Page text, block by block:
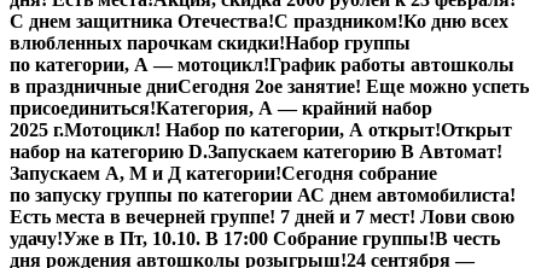
С днем защитника Отечества!С праздником!Ко дню всех
влюбленных парочкам скидки!Набор группы
по категории, А — мотоцикл!График работы автошколы
в праздничные дниСегодня 2ое занятие! Еще можно успеть
присоединиться!Категория, А — крайний набор
2025 г.Мотоцикл! Набор по категории, А открыт!Открыт
набор на категорию D.Запускаем категорию В Автомат!
Запускаем А, М и Д категории!Сегодня собрание
по запуску группы по категории АС днем автомобилиста!
Есть места в вечерней группе! 7 дней и 7 мест! Лови свою
удачу!Уже в Пт, 10.10. В 17:00 Собрание группы!В честь
дня рождения автошколы розыгрыш!24 сентября —